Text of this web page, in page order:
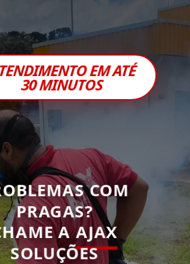
EM ATÉ
30 MINUTOS
COM
PRAGAS?
AAJAX
SOLUÇÕES